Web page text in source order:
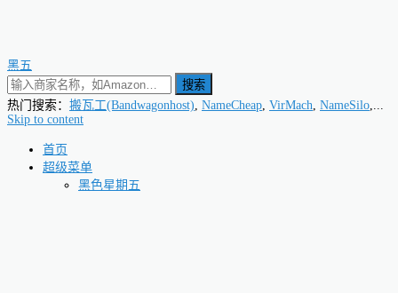
黑五
搜索
热门搜索： 搬瓦工(Bandwagonhost), NameCheap, VirMach, NameSilo,...
Skip to content
首页
超级菜单
黑色星期五